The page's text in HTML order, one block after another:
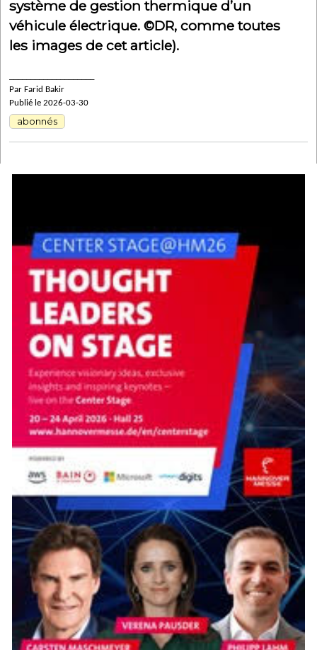
système de gestion thermique d’un
véhicule électrique. ©DR, comme toutes
les images de cet article).
Par Farid Bakir
Publié le 2026-03-30
abonnés